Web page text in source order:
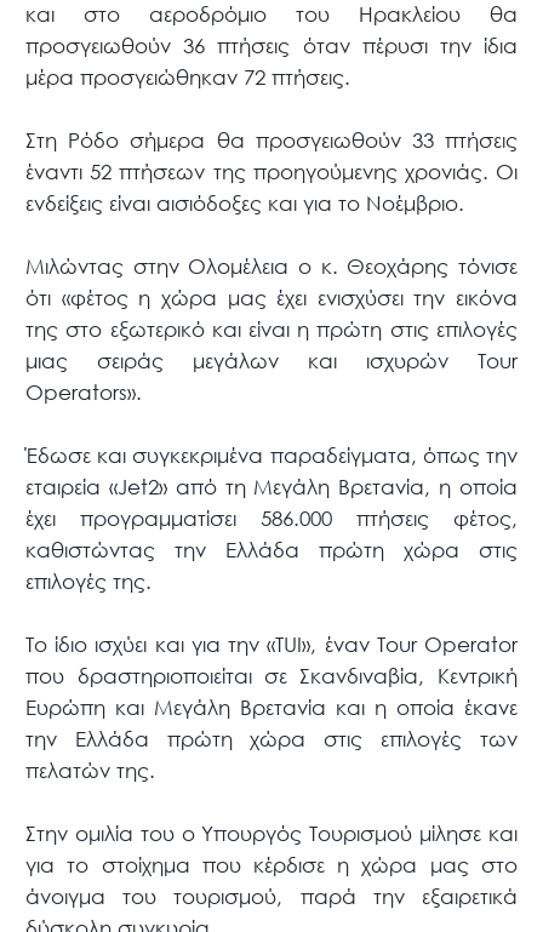
και στο αεροδρόμιο του Ηρακλείου θα
προσγειωθούν 36 πτήσεις όταν πέρυσι την ίδια
μέρα προσγειώθηκαν 72 πτήσεις.
Στη Ρόδο σήμερα θα προσγειωθούν 33 πτήσεις
έναντι 52 πτήσεων της προηγούμενης χρονιάς. Οι
ενδείξεις είναι αισιόδοξες και για το Νοέμβριο.
Μιλώντας στην Ολομέλεια ο κ. Θεοχάρης τόνισε
ότι «φέτος η χώρα μας έχει ενισχύσει την εικόνα
της στο εξωτερικό και είναι η πρώτη στις επιλογές
μιας σειράς μεγάλων και ισχυρών Τour
Οperators».
Έδωσε και συγκεκριμένα παραδείγματα, όπως την
εταιρεία «Jet2» από τη Μεγάλη Βρετανία, η οποία
έχει προγραμματίσει 586.000 πτήσεις φέτος,
καθιστώντας την Ελλάδα πρώτη χώρα στις
επιλογές της.
Το ίδιο ισχύει και για την «TUI», έναν Tour Operator
που δραστηριοποιείται σε Σκανδιναβία, Κεντρική
Ευρώπη και Μεγάλη Βρετανία και η οποία έκανε
την Ελλάδα πρώτη χώρα στις επιλογές των
πελατών της.
Στην ομιλία του ο Υπουργός Τουρισμού μίλησε και
για το στοίχημα που κέρδισε η χώρα μας στο
άνοιγμα του τουρισμού, παρά την εξαιρετικά